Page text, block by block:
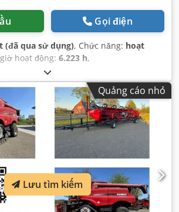
Gọi điện
(đã qua sử dụng), Chức năng: hoạt
hoạt động: 6.223 h,
Quảng cáo nhỏ
Lưu tìm kiếm